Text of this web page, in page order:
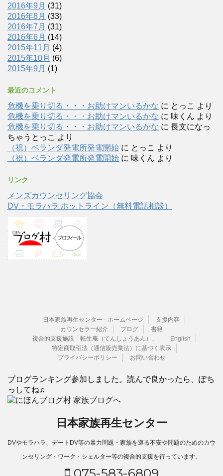
2016年9月 (31)
2016年8月 (33)
2016年7月 (31)
2016年6月 (14)
2015年11月 (4)
2015年10月 (6)
2015年9月 (1)
最近のコメント
危機を乗り切る・・・お助けマンいるかな に とっこ より
危機を乗り切る・・・お助けマンいるかな に 味くん より
危機を乗り切る・・・お助けマンいるかな に 長文になっ
ちゃうとっこ より
（祝）ベランダ発電所発電開始 に とっこ より
（祝）ベランダ発電所発電開始 に 味くん より
リンク
メンズカウンセリング協会
DV・モラハラ ホットライン（無料電話相談）
日本家族再生センター - ホームページ
支援内容
カウンセラー紹介
ブログ
書籍
複合的支援施設「転生庵（てんしょうあん）」
English
特定商取引法（通信販売業法）に基づく表示
プライバシーポリシー
お問い合わせ
ブログランキング参加しました。読んで良かったら、ぽち
っしてね♫
日本家族再生センター
DVやモラハラ、デートDV等の暴力問題・家族を巡る不安や問題のためのカウ
ンセリング・ワーク・シェルター等の複合的支援を行っています。
075-583-6809